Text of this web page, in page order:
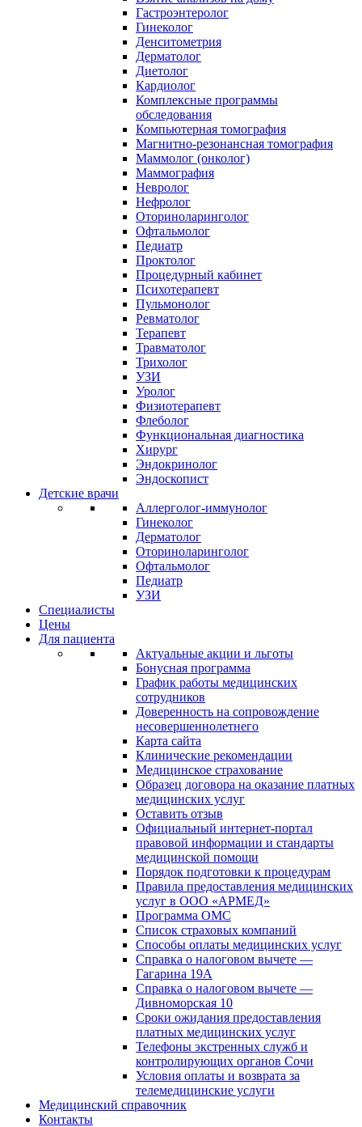
Гастроэнтеролог
Гинеколог
Денситометрия
Дерматолог
Диетолог
Кардиолог
Комплексные программы
обследования
Компьютерная томография
Магнитно-резонансная томография
Маммолог (онколог)
Маммография
Невролог
Нефролог
Оториноларинголог
Офтальмолог
Педиатр
Проктолог
Процедурный кабинет
Психотерапевт
Пульмонолог
Ревматолог
Терапевт
Травматолог
Трихолог
УЗИ
Уролог
Физиотерапевт
Флеболог
Функциональная диагностика
Хирург
Эндокринолог
Эндоскопист
Детские врачи
Аллерголог-иммунолог
Гинеколог
Дерматолог
Оториноларинголог
Офтальмолог
Педиатр
УЗИ
Специалисты
Цены
Для пациента
Актуальные акции и льготы
Бонусная программа
График работы медицинских
сотрудников
Доверенность на сопровождение
несовершеннолетнего
Карта сайта
Клинические рекомендации
Медицинское страхование
Образец договора на оказание платных
медицинских услуг
Оставить отзыв
Официальный интернет-портал
правовой информации и стандарты
медицинской помощи
Порядок подготовки к процедурам
Правила предоставления медицинских
услуг в ООО «АРМЕД»
Программа ОМС
Список страховых компаний
Способы оплаты медицинских услуг
Справка о налоговом вычете —
Гагарина 19А
Справка о налоговом вычете —
Дивноморская 10
Сроки ожидания предоставления
платных медицинских услуг
Телефоны экстренных служб и
контролирующих органов Сочи
Условия оплаты и возврата за
телемедицинские услуги
Медицинский справочник
Контакты